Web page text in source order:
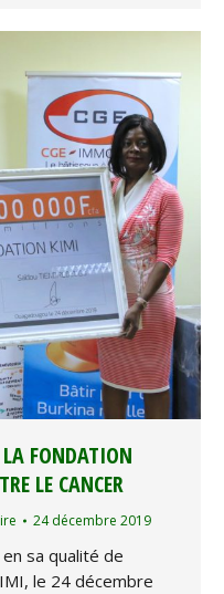
LA FONDATION
LE CANCER
24 décembre 2019
sa qualité de
le 24 décembre